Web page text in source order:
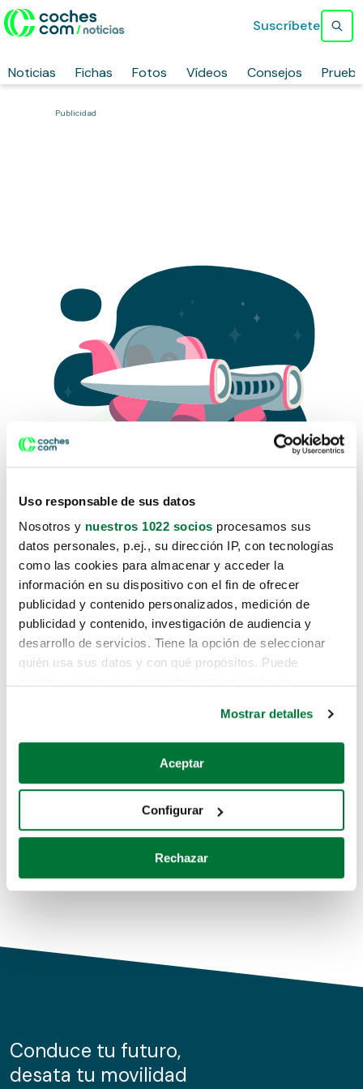
Uso responsable de sus datos
Nosotros y nuestros 1022 socios procesamos sus
datos personales, p.ej., su dirección IP, con tecnologías
como las cookies para almacenar y acceder la
información en su dispositivo con el fin de ofrecer
publicidad y contenido personalizados, medición de
publicidad y contenido, investigación de audiencia y
desarrollo de servicios. Tiene la opción de seleccionar
quién usa sus datos y con qué propósitos. Puede
Si lo permite, también quisiéramos:
Recopilar información sobre su ubicación geográfica
Identificar su dispositivo analizándolo activamente
para buscar características específicas (huellas
Obtenga más información sobre cómo se procesan sus
de cookies.
información sobre el uso que haga del sitio web con
nuestros partners de redes sociales, publicidad y análisis
Mostrar detalles
Aceptar
Configurar
Rechazar
Noticias Fichas Fotos Vídeos Consejos
Suscríbete
Publicidad
Lo sentimos, no sabemos como
te hemos traido hasta aquí.
Pero puedes encontrar el coche que estás
buscando en alguno de estos enlaces:
Coches de segunda mano
Coches de km0
Conduce tu futuro,
desata tu movilidad